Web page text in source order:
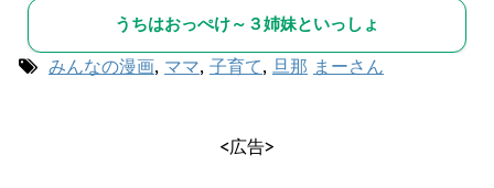
うちはおっぺけ～３姉妹といっしょ
みんなの漫画, ママ, 子育て, 旦那 まーさん
<広告>